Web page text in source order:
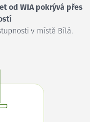
od WIA pokrývá přes
v místě Bílá.